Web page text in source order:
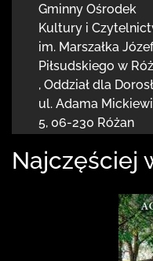
Gminny Ośrodek
Kultury i
im. Marszałka
Piłsudskiego w
, Oddział dla
ul. Adama
5, 06-230 Różan
Najczęściej